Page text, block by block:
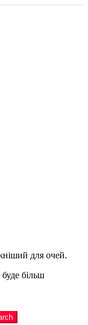
для очей.
більш